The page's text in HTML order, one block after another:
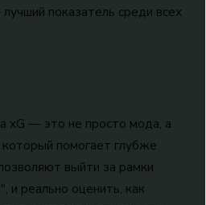
показатель среди всех
xG — это не просто мода, а
помогает глубже
выйти за рамки
и реально оценить, как